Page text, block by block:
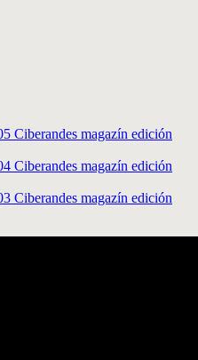
Ciberandes magazín edición
Ciberandes magazín edición
Ciberandes magazín edición